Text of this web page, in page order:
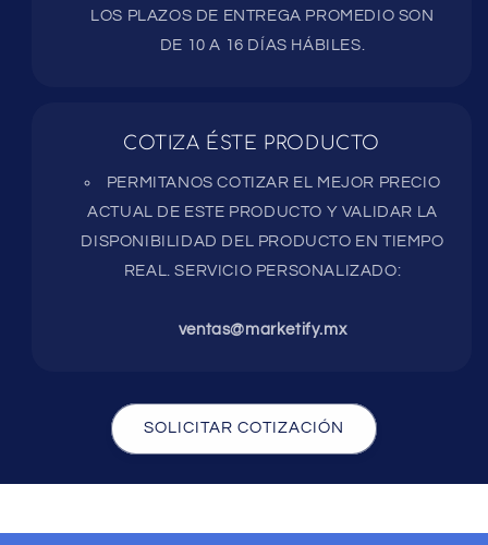
LOS PLAZOS DE ENTREGA PROMEDIO SON
DE 10 A 16 DÍAS HÁBILES.
COTIZA ÉSTE PRODUCTO
PERMITANOS COTIZAR EL MEJOR PRECIO
ACTUAL DE ESTE PRODUCTO Y VALIDAR LA
DISPONIBILIDAD DEL PRODUCTO EN TIEMPO
REAL. SERVICIO PERSONALIZADO:
ventas@marketify.mx
SOLICITAR COTIZACIÓN